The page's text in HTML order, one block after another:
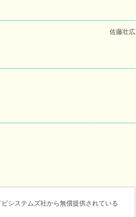
佐藤壮広
システムズ社から無償提供されている